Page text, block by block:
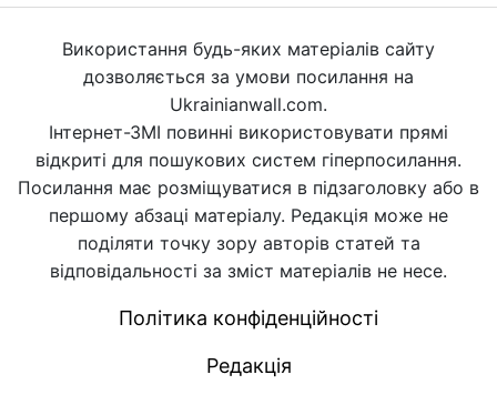
Використання будь-яких матеріалів сайту
дозволяється за умови посилання на
Ukrainianwall.com.
Інтернет-ЗМІ повинні використовувати прямі
відкриті для пошукових систем гіперпосилання.
Посилання має розміщуватися в підзаголовку або в
першому абзаці матеріалу. Редакція може не
поділяти точку зору авторів статей та
відповідальності за зміст матеріалів не несе.
Політика конфіденційності
Редакція